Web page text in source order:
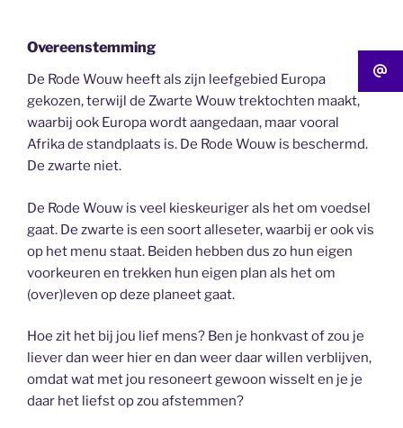
Overeenstemming
De Rode Wouw heeft als zijn leefgebied Europa
gekozen, terwijl de Zwarte Wouw trektochten maakt,
waarbij ook Europa wordt aangedaan, maar vooral
Afrika de standplaats is. De Rode Wouw is beschermd.
De zwarte niet.
De Rode Wouw is veel kieskeuriger als het om voedsel
gaat. De zwarte is een soort alleseter, waarbij er ook vis
op het menu staat. Beiden hebben dus zo hun eigen
voorkeuren en trekken hun eigen plan als het om
(over)leven op deze planeet gaat.
Hoe zit het bij jou lief mens? Ben je honkvast of zou je
liever dan weer hier en dan weer daar willen verblijven,
omdat wat met jou resoneert gewoon wisselt en je je
daar het liefst op zou afstemmen?